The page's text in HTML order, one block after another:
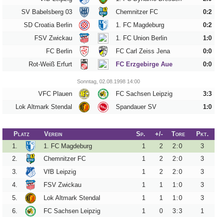
Tippspiel
Away
Bilderarchiv
Fans
On
Tour
Fanturniere
Fanfreundschaften
Downloads
SV Babelsberg 03
Chemnitzer FC
0:2
SD Croatia Berlin
1. FC Magdeburg
0:2
FSV Zwickau
1. FC Union Berlin
1:0
FC Berlin
FC Carl Zeiss Jena
0:0
Rot-Weiß Erfurt
FC Erzgebirge Aue 0:0
Sonntag, 02.08.1998 14:00
VFC Plauen FC Sachsen Leipzig
3:3
Lok Altmark Stendal
Spandauer SV 1:0
Platz Verein Sp. +/- Tore
Pkt.
1.
1. FC Magdeburg 1 2 2:0
3
2.
Chemnitzer FC 1 2 2:0
3
3.
VfB Leipzig 1 2 2:0
3
4.
FSV Zwickau 1 1 1:0
3
5.
Lok Altmark Stendal 1 1 1:0
3
6.
FC Sachsen Leipzig 1 0 3:3 1